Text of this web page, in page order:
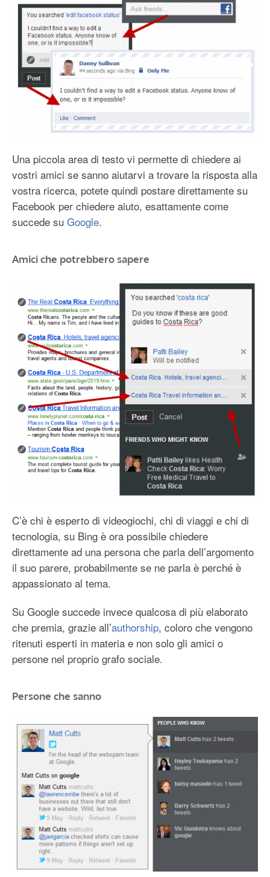
Una piccola area di testo vi permette di chiedere ai
vostri amici se sanno aiutarvi a trovare la risposta alla
vostra ricerca, potete quindi postare direttamente su
Facebook per chiedere aiuto, esattamente come
succede su Google.
Amici che potrebbero sapere
C’è chi è esperto di videogiochi, chi di viaggi e chi di
tecnologia, su Bing è ora possibile chiedere
direttamente ad una persona che parla dell’argomento
il suo parere, probabilmente se ne parla è perché è
appassionato al tema.
Su Google succede invece qualcosa di più elaborato
che premia, grazie all’authorship, coloro che vengono
ritenuti esperti in materia e non solo gli amici o
persone nel proprio grafo sociale.
Persone che sanno